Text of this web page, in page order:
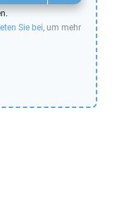
Sie bei, um mehr